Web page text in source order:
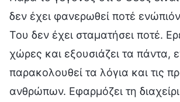
δεν έχει φανερωθεί ποτέ
Του δεν έχει σταματήσει ποτέ.
χώρες και εξουσιάζει τα πάντα,
παρακολουθεί τα λόγια και τις
ανθρώπων. Εφαρμόζει τη